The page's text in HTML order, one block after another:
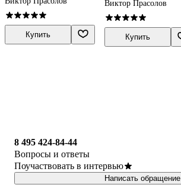
Купить
Виктор Прасолов
Купить
8 495 424-84-44
Вопросы и ответы
Поучаствовать в интервью
Написать обращение